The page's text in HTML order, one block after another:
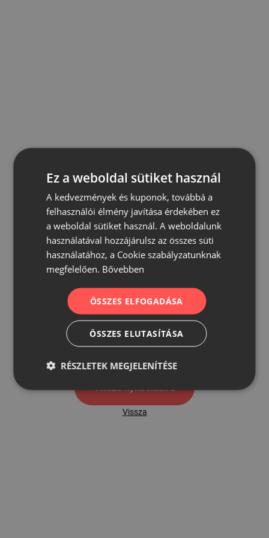
500
Vissza nyítóoldalra
Vissza
Ez a weboldal sütiket használ
A kedvezmények és kuponok, továbbá a
felhasználói élmény javítása érdekében ez
a weboldal sütiket használ. A weboldalunk
használatával hozzájárulsz az összes süti
használatához, a Cookie szabályzatunknak
megfelelően. Bővebben
ÖSSZES ELFOGADÁSA
ÖSSZES ELUTASÍTÁSA
RÉSZLETEK MEGJELENÍTÉSE